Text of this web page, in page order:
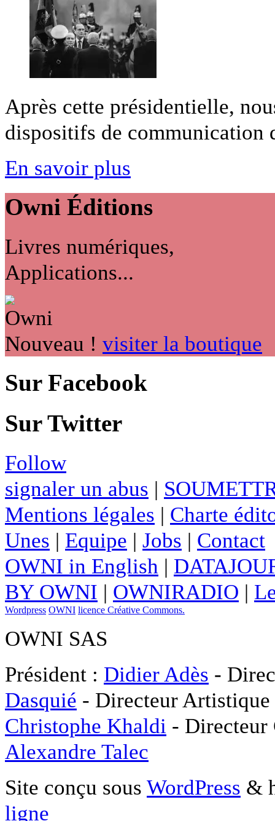
Après cette présidentielle,
dispositifs de communication
En savoir plus
Owni Éditions
Livres numériques,
Applications...
Nouveau ! visiter la boutique
Sur Facebook
Sur Twitter
Follow
signaler un abus |
Mentions légales | Charte
Unes | Equipe | Jobs | Contact
OWNI in English |
BY OWNI | OWNIRADIO |
Wordpress OWNI licence Créative Commons.
OWNI SAS
Président : Didier Adès -
Dasquié - Directeur
Christophe Khaldi -
Alexandre Talec
Site conçu sous WordPress &
ligne